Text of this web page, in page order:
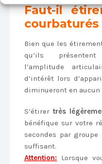
Faut-il
courbaturés
Bien que les
qu’ils
l’amplitude
d’intérêt lors
diminueront en aucun
S’étirertrès
bénéfique sur votre
secondes par
suffisant.
Attention: Lorsque